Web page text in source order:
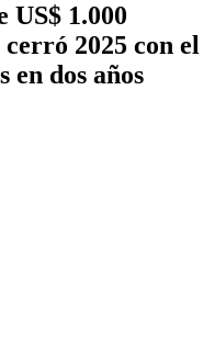
US$ 1.000
2025 con el
en dos años